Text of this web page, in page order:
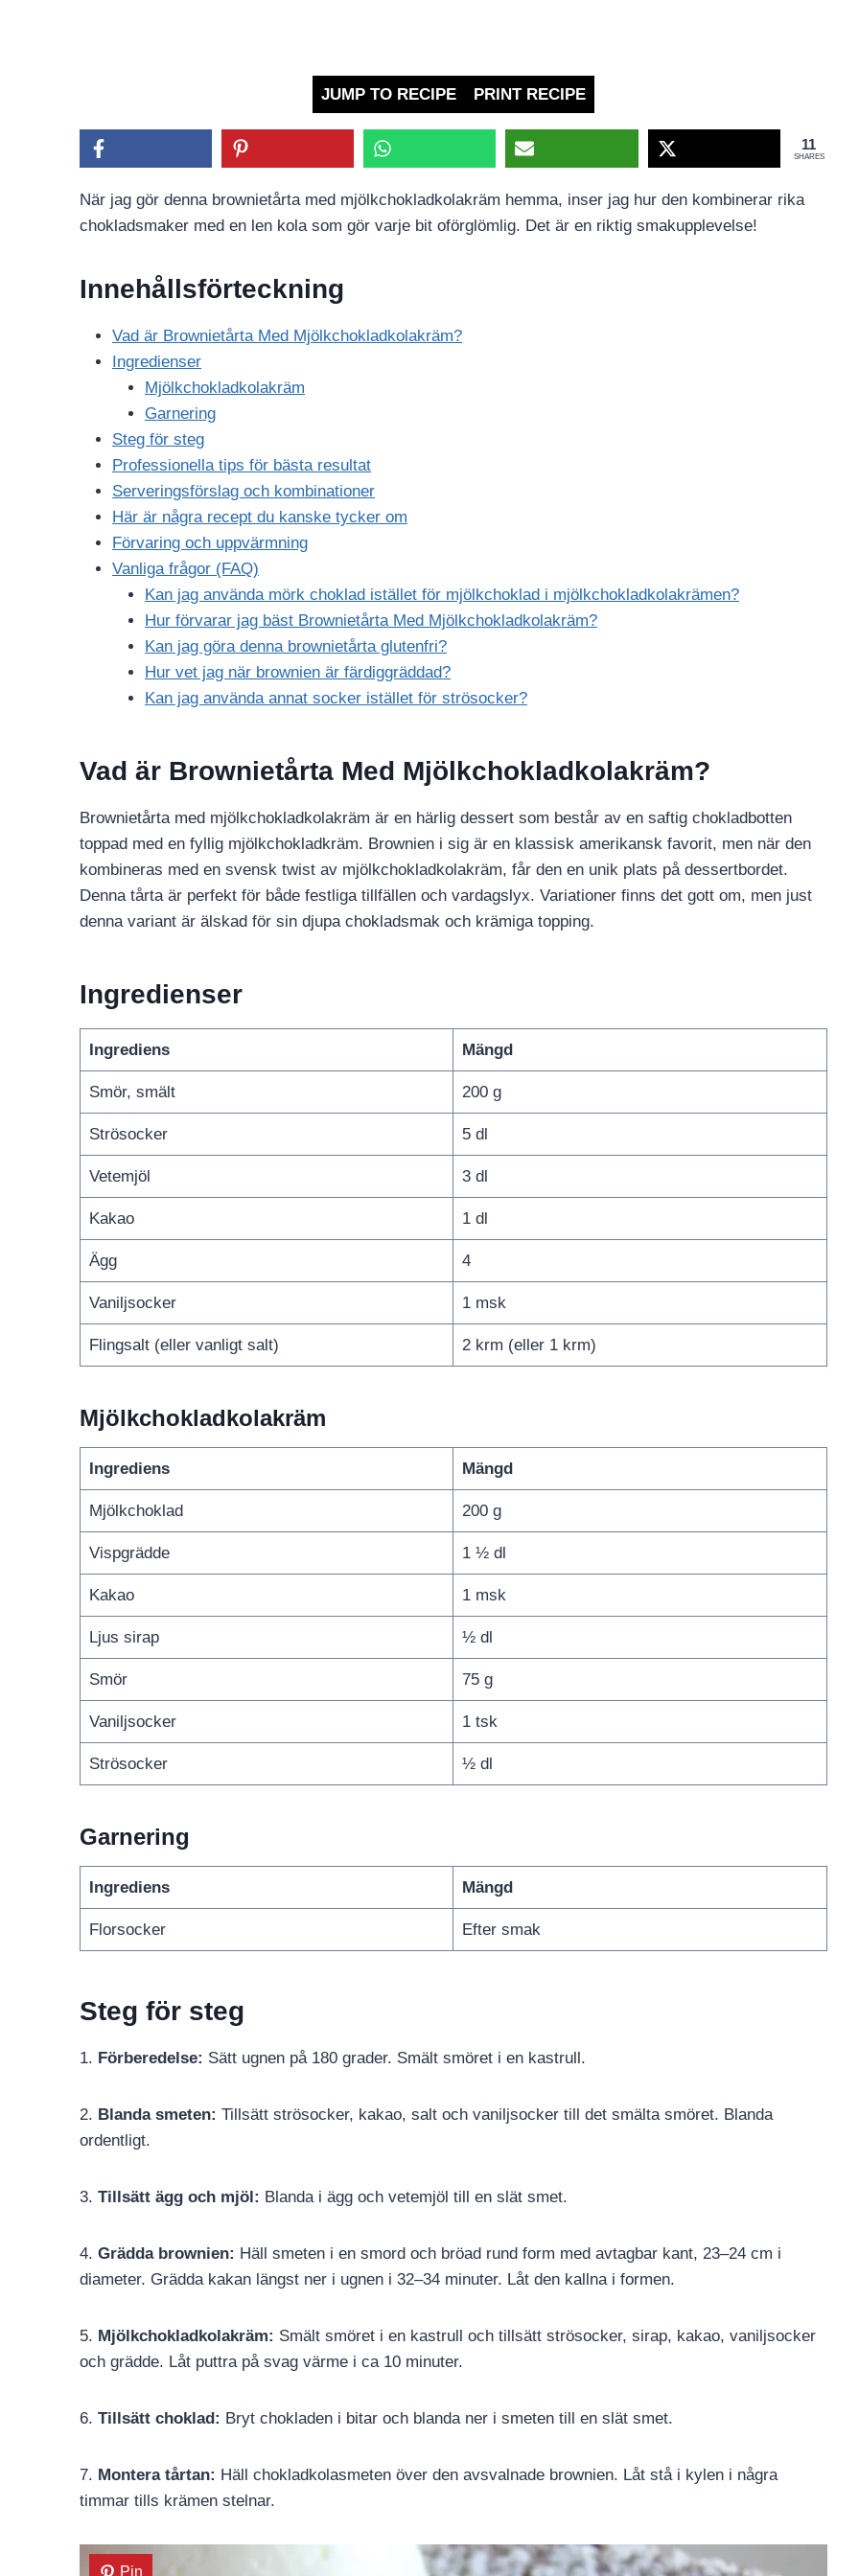
JUMP TO RECIPE PRINT RECIPE
11
SHARES
När jag gör denna brownietårta med mjölkchokladkolakräm hemma, inser jag hur den kombinerar rika
chokladsmaker med en len kola som gör varje bit oförglömlig. Det är en riktig smakupplevelse!
Innehållsförteckning
Vad är Brownietårta Med Mjölkchokladkolakräm?
Ingredienser
Mjölkchokladkolakräm
Garnering
Steg för steg
Professionella tips för bästa resultat
Serveringsförslag och kombinationer
Här är några recept du kanske tycker om
Förvaring och uppvärmning
Vanliga frågor (FAQ)
Kan jag använda mörk choklad istället för mjölkchoklad i mjölkchokladkolakrämen?
Hur förvarar jag bäst Brownietårta Med Mjölkchokladkolakräm?
Kan jag göra denna brownietårta glutenfri?
Hur vet jag när brownien är färdiggräddad?
Kan jag använda annat socker istället för strösocker?
Vad är Brownietårta Med Mjölkchokladkolakräm?
Brownietårta med mjölkchokladkolakräm är en härlig dessert som består av en saftig chokladbotten
toppad med en fyllig mjölkchokladkräm. Brownien i sig är en klassisk amerikansk favorit, men när den
kombineras med en svensk twist av mjölkchokladkolakräm, får den en unik plats på dessertbordet.
Denna tårta är perfekt för både festliga tillfällen och vardagslyx. Variationer finns det gott om, men just
denna variant är älskad för sin djupa chokladsmak och krämiga topping.
Ingredienser
Ingrediens Mängd
Smör, smält 200 g
Strösocker 5 dl
Vetemjöl 3 dl
Kakao 1 dl
Ägg 4
Vaniljsocker 1 msk
Flingsalt (eller vanligt salt) 2 krm (eller 1 krm)
Mjölkchokladkolakräm
Ingrediens Mängd
Mjölkchoklad 200 g
Vispgrädde 1 ½ dl
Kakao 1 msk
Ljus sirap ½ dl
Smör 75 g
Vaniljsocker 1 tsk
Strösocker ½ dl
Garnering
Ingrediens Mängd
Florsocker Efter smak
Steg för steg
1. Förberedelse: Sätt ugnen på 180 grader. Smält smöret i en kastrull.
2. Blanda smeten: Tillsätt strösocker, kakao, salt och vaniljsocker till det smälta smöret. Blanda
ordentligt.
3. Tillsätt ägg och mjöl: Blanda i ägg och vetemjöl till en slät smet.
4. Grädda brownien: Häll smeten i en smord och bröad rund form med avtagbar kant, 23–24 cm i
diameter. Grädda kakan längst ner i ugnen i 32–34 minuter. Låt den kallna i formen.
5. Mjölkchokladkolakräm: Smält smöret i en kastrull och tillsätt strösocker, sirap, kakao, vaniljsocker
och grädde. Låt puttra på svag värme i ca 10 minuter.
6. Tillsätt choklad: Bryt chokladen i bitar och blanda ner i smeten till en slät smet.
7. Montera tårtan: Häll chokladkolasmeten över den avsvalnade brownien. Låt stå i kylen i några
timmar tills krämen stelnar.
Pin